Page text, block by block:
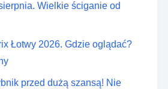
Wielkie ściganie od
Łotwy 2026. Gdzie oglądać?
przed dużą szansą! Nie